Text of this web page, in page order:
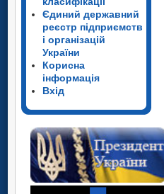
Єдиний державний
реєстр підприємств
і організацій
України
Корисна
інформація
Вхід